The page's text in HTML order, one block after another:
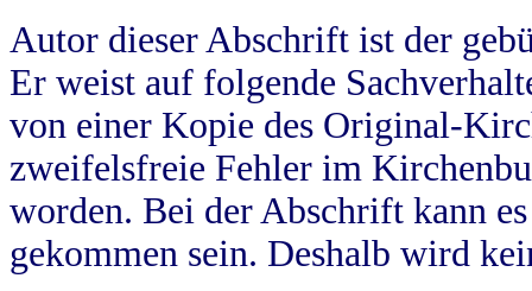
Autor dieser Abschrift ist der
Er weist auf folgende
von einer Kopie des Original-
zweifelsfreie Fehler im
worden. Bei der Abschrift kann
gekommen sein. Deshalb wird